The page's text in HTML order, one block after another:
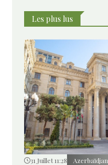
Les plus lus
31 Juillet 11:28 Azerbaïdjan